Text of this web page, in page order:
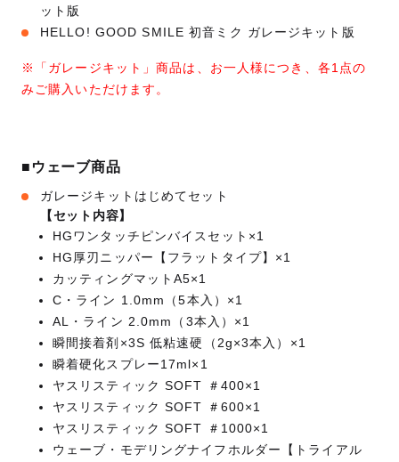
ット版
HELLO! GOOD SMILE 初音ミク ガレージキット版
※「ガレージキット」商品は、お一人様につき、各1点の
みご購入いただけます。
■ウェーブ商品
ガレージキットはじめてセット
【セット内容】
HGワンタッチピンバイスセット×1
HG厚刃ニッパー【フラットタイプ】×1
カッティングマットA5×1
C・ライン 1.0mm（5本入）×1
AL・ライン 2.0mm（3本入）×1
瞬間接着剤×3S 低粘速硬（2g×3本入）×1
瞬着硬化スプレー17ml×1
ヤスリスティック SOFT ＃400×1
ヤスリスティック SOFT ＃600×1
ヤスリスティック SOFT ＃1000×1
ウェーブ・モデリングナイフホルダー【トライアル